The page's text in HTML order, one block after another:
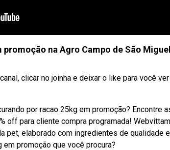
promoção na Agro Campo de São
clicar no joinha e deixar o like para você
por racao 25kg em promoção? Encontre
off para cliente compra programada!
pet, elaborado com ingredientes de qualidade
em promoção que você procura?